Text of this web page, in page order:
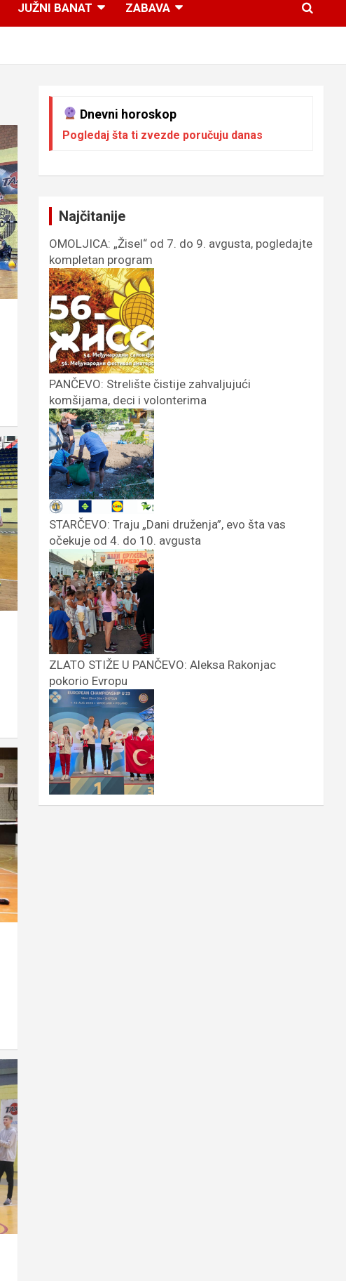
JUŽNI BANAT ZABAVA
Dnevni horoskop
Pogledaj šta ti zvezde poručuju danas
Najčitanije
OMOLJICA: „Žisel“ od 7. do 9. avgusta, pogledajte
kompletan program
PANČEVO: Strelište čistije zahvaljujući
komšijama, deci i volonterima
STARČEVO: Traju „Dani druženja”, evo šta vas
očekuje od 4. do 10. avgusta
ZLATO STIŽE U PANČEVO: Aleksa Rakonjac
pokorio Evropu